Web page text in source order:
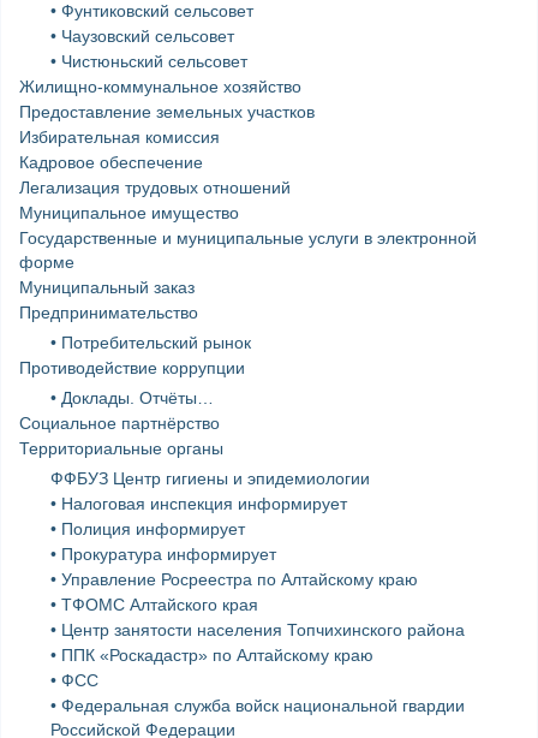
• Фунтиковский сельсовет
• Чаузовский сельсовет
• Чистюньский сельсовет
Жилищно-коммунальное хозяйство
Предоставление земельных участков
Избирательная комиссия
Кадровое обеспечение
Легализация трудовых отношений
Муниципальное имущество
Государственные и муниципальные услуги в электронной
форме
Муниципальный заказ
Предпринимательство
• Потребительский рынок
Противодействие коррупции
• Доклады. Отчёты…
Социальное партнёрство
Территориальные органы
ФФБУЗ Центр гигиены и эпидемиологии
• Налоговая инспекция информирует
• Полиция информирует
• Прокуратура информирует
• Управление Росреестра по Алтайскому краю
• ТФОМС Алтайского края
• Центр занятости населения Топчихинского района
• ППК «Роскадастр» по Алтайскому краю
• ФСС
• Федеральная служба войск национальной гвардии
Российской Федерации